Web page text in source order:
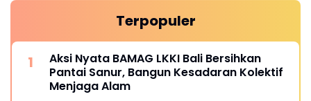
Terpopuler
Aksi Nyata BAMAG LKKI Bali Bersihkan
Pantai Sanur, Bangun Kesadaran Kolektif
Menjaga Alam